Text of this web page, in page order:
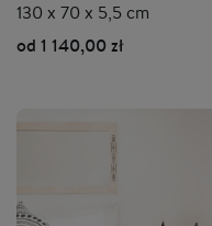
130 x 70 x 5,5 cm
od 1 140,00 zł